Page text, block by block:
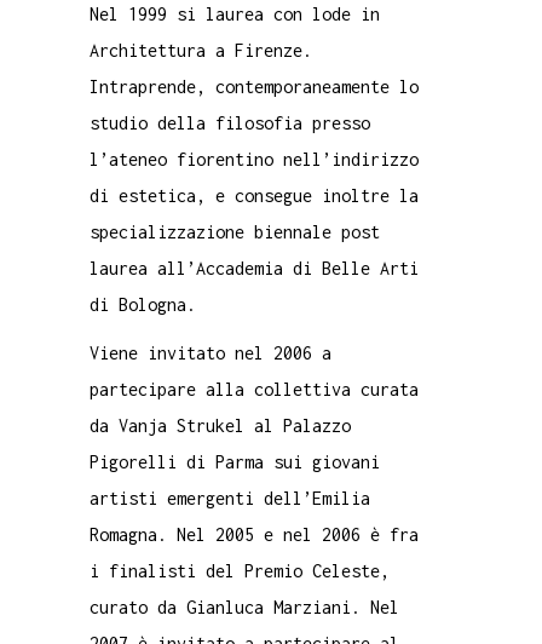
Nel 1999 si laurea con lode in
Architettura a Firenze.
Intraprende, contemporaneamente lo
studio della filosofia presso
l’ateneo fiorentino nell’indirizzo
di estetica, e consegue inoltre la
specializzazione biennale post
laurea all’Accademia di Belle Arti
di Bologna.
Viene invitato nel 2006 a
partecipare alla collettiva curata
da Vanja Strukel al Palazzo
Pigorelli di Parma sui giovani
artisti emergenti dell’Emilia
Romagna. Nel 2005 e nel 2006 è fra
i finalisti del Premio Celeste,
curato da Gianluca Marziani. Nel